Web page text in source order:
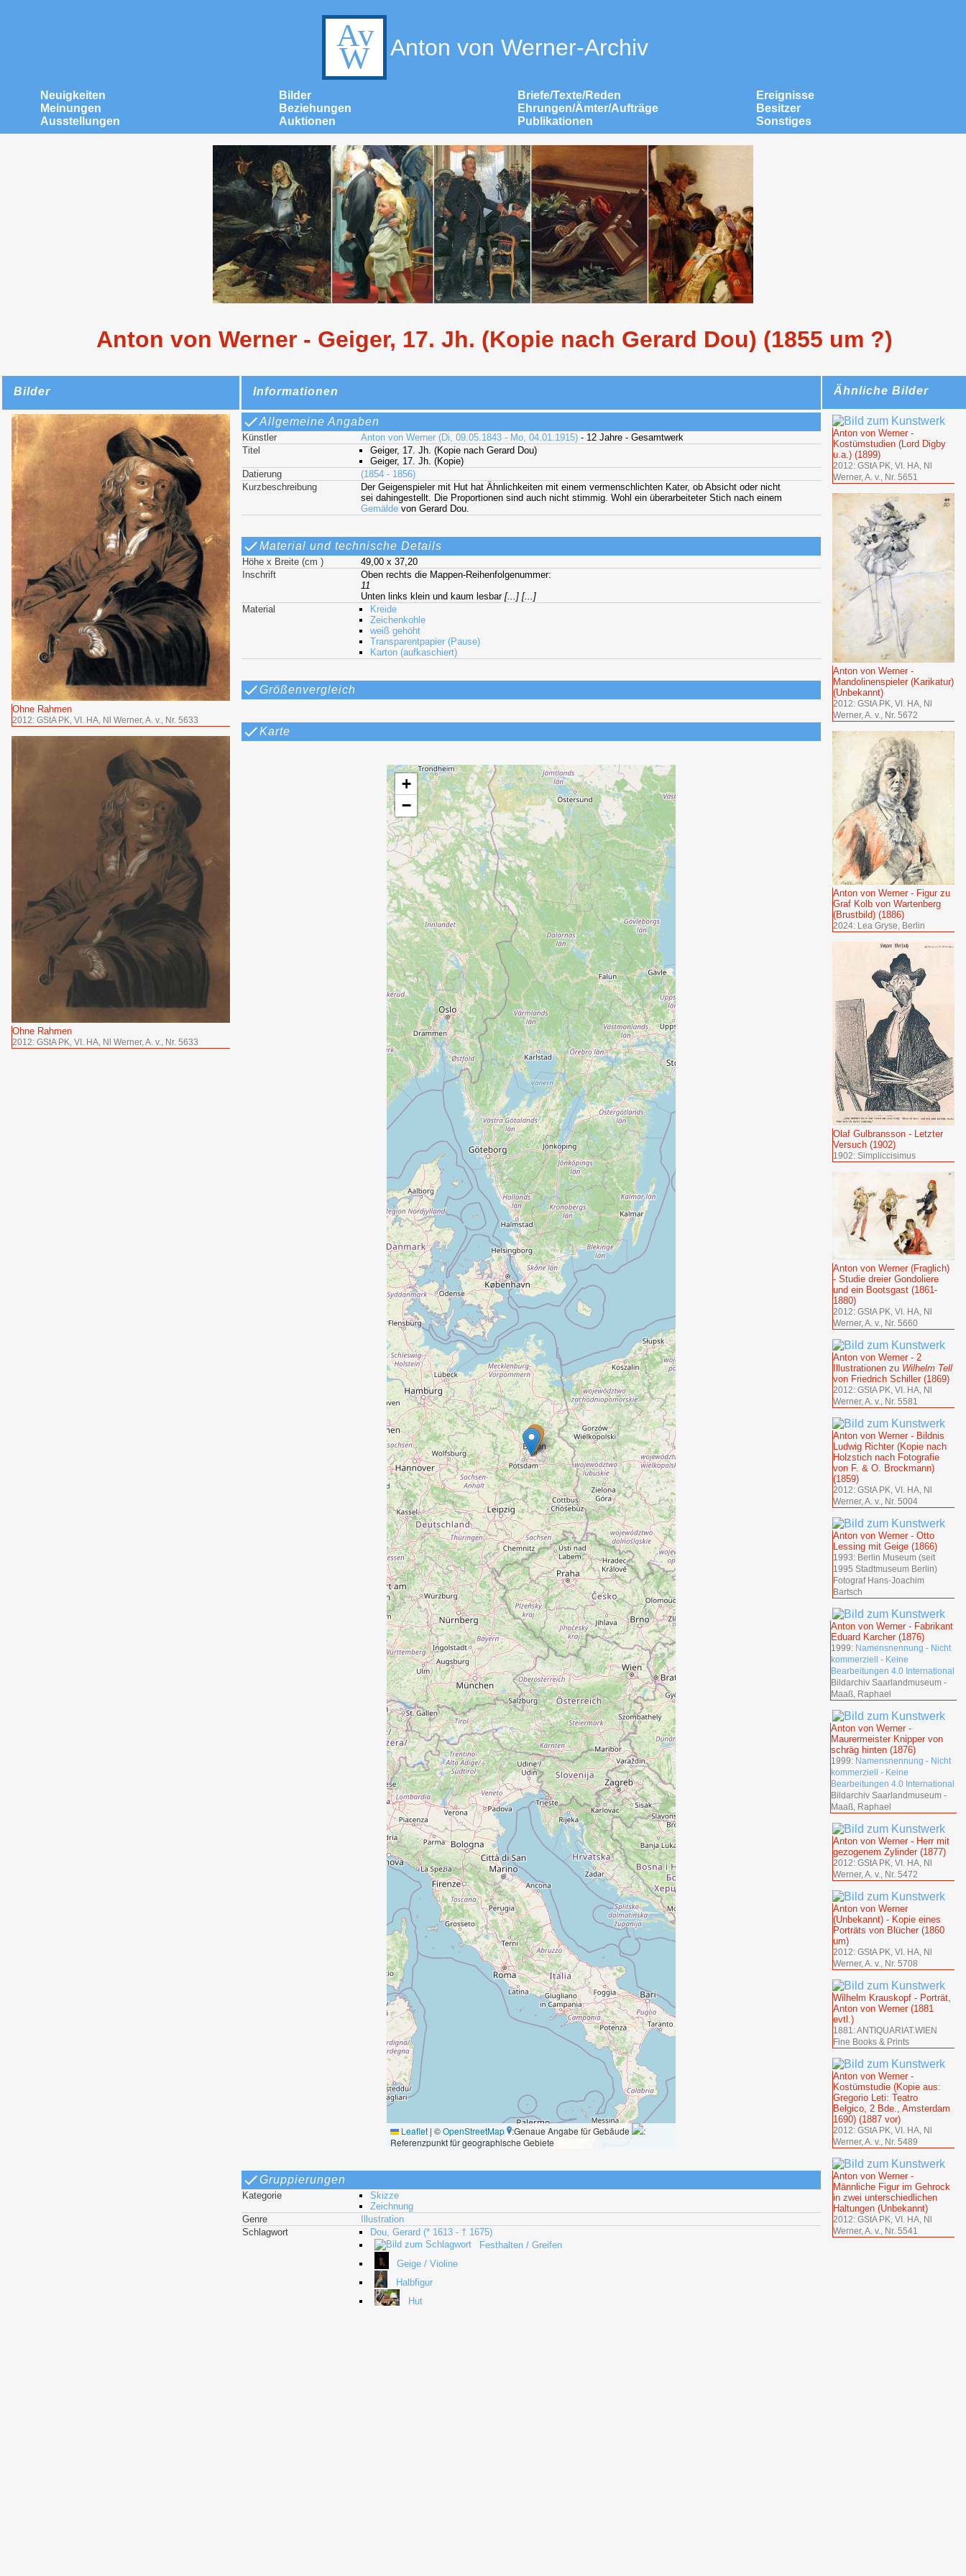
Anton von Werner-Archiv
Neuigkeiten Bilder Briefe/Texte/Reden
Ereignisse
Meinungen
Beziehungen Ehrungen/Ämter/Aufträge
Besitzer
Ausstellungen
Auktionen Publikationen Sonstiges
Anton von Werner - Geiger, 17. Jh. (Kopie nach Gerard Dou) (1855 um ?)
Bilder
Ohne Rahmen
2012: GStA PK, VI. HA, Nl Werner, A. v., Nr. 5633
Ohne Rahmen
2012: GStA PK, VI. HA, Nl Werner, A. v., Nr. 5633
Informationen
Allgemeine Angaben
Künstler Anton von Werner (Di, 09.05.1843 - Mo, 04.01.1915)- 12 Jahre - Gesamtwerk
Titel
Geiger, 17. Jh. (Kopie nach Gerard Dou)
Geiger, 17. Jh. (Kopie)
Datierung
(1854 - 1856)
Kurzbeschreibung
Der Geigenspieler mit Hut hat Ähnlichkeiten mit einem vermenschlichten Kater, ob Absicht oder nicht
sei dahingestellt. Die Proportionen sind auch nicht stimmig. Wohl ein überarbeiteter Stich nach einem
Gemäldevon Gerard Dou.
Material und technische Details
Höhe x Breite (cm )
49,00 x 37,20
Inschrift
Oben rechts die Mappen-Reihenfolgenummer:
11
Unten links klein und kaum lesbar [...] [...]
Material
Kreide
Zeichenkohle
weiß gehöht
Transparentpapier (Pause)
Karton (aufkaschiert)
Größenvergleich
Karte
+
−
Leaflet | ©OpenStreetMap :Genaue Angabe für Gebäude
:
Referenzpunkt für geographische Gebiete
Gruppierungen
Kategorie
Skizze
Zeichnung
Genre
Illustration
Schlagwort
Dou, Gerard (* 1613 - † 1675)
Festhalten / Greifen
Geige / Violine
Halbfigur
Hut
Ähnliche Bilder
Anton von Werner -
Kostümstudien (Lord Digby
u.a.) (1899)
2012: GStA PK, VI. HA, Nl
Werner, A. v., Nr. 5651
Anton von Werner -
Mandolinenspieler (Karikatur)
(Unbekannt)
2012: GStA PK, VI. HA, Nl
Werner, A. v., Nr. 5672
Anton von Werner - Figur zu
Graf Kolb von Wartenberg
(Brustbild) (1886)
2024: Lea Gryse, Berlin
Olaf Gulbransson - Letzter
Versuch (1902)
1902: Simpliccisimus
Anton von Werner (Fraglich)
- Studie dreier Gondoliere
und ein Bootsgast (1861-
1880)
2012: GStA PK, VI. HA, Nl
Werner, A. v., Nr. 5660
Anton von Werner - 2
Illustrationen zu Wilhelm Tell
von Friedrich Schiller (1869)
2012: GStA PK, VI. HA, Nl
Werner, A. v., Nr. 5581
Anton von Werner - Bildnis
Ludwig Richter (Kopie nach
Holzstich nach Fotografie
von F. & O. Brockmann)
(1859)
2012: GStA PK, VI. HA, Nl
Werner, A. v., Nr. 5004
Anton von Werner - Otto
Lessing mit Geige (1866)
1993: Berlin Museum (seit
1995 Stadtmuseum Berlin)
Fotograf Hans-Joachim
Bartsch
Anton von Werner - Fabrikant
Eduard Karcher (1876)
1999: Namensnennung - Nicht
kommerziell - Keine
Bearbeitungen 4.0 International
Bildarchiv Saarlandmuseum -
Maaß, Raphael
Anton von Werner -
Maurermeister Knipper von
schräg hinten (1876)
1999: Namensnennung - Nicht
kommerziell - Keine
Bearbeitungen 4.0 International
Bildarchiv Saarlandmuseum -
Maaß, Raphael
Anton von Werner - Herr mit
gezogenem Zylinder (1877)
2012: GStA PK, VI. HA, Nl
Werner, A. v., Nr. 5472
Anton von Werner
(Unbekannt) - Kopie eines
Porträts von Blücher (1860
um)
2012: GStA PK, VI. HA, Nl
Werner, A. v., Nr. 5708
Wilhelm Krauskopf - Porträt,
Anton von Werner (1881
evtl.)
1881: ANTIQUARIAT.WIEN
Fine Books & Prints
Anton von Werner -
Kostümstudie (Kopie aus:
Gregorio Leti: Teatro
Belgico, 2 Bde., Amsterdam
1690) (1887 vor)
2012: GStA PK, VI. HA, Nl
Werner, A. v., Nr. 5489
Anton von Werner -
Männliche Figur im Gehrock
in zwei unterschiedlichen
Haltungen (Unbekannt)
2012: GStA PK, VI. HA, Nl
Werner, A. v., Nr. 5541